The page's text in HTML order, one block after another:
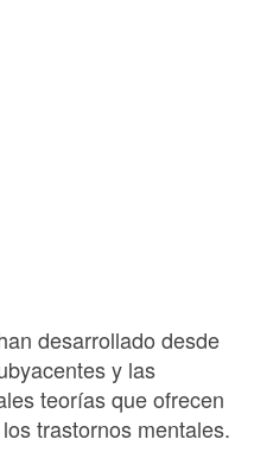
desarrollado desde
y las
teorías que ofrecen
trastornos mentales.